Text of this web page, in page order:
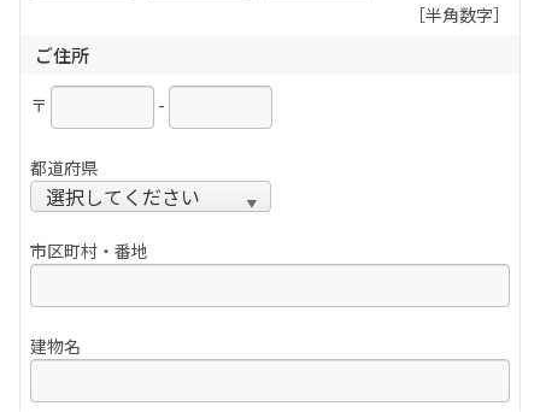
［半角数字］
ご住所
〒 -
都道府県
市区町村・番地
建物名